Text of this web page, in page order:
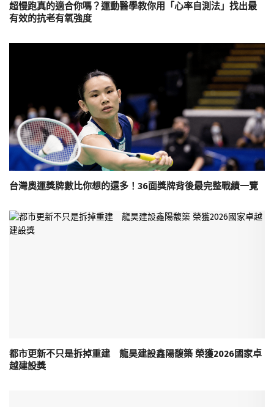
超慢跑真的適合你嗎？運動醫學教你用「心率自測法」找出最
有效的抗老有氧強度
台灣奧運獎牌數比你想的還多！36面獎牌背後最完整戰績一覽
都市更新不只是拆掉重建 龍昊建設鑫陽馥築 榮獲2026國家卓
越建設獎